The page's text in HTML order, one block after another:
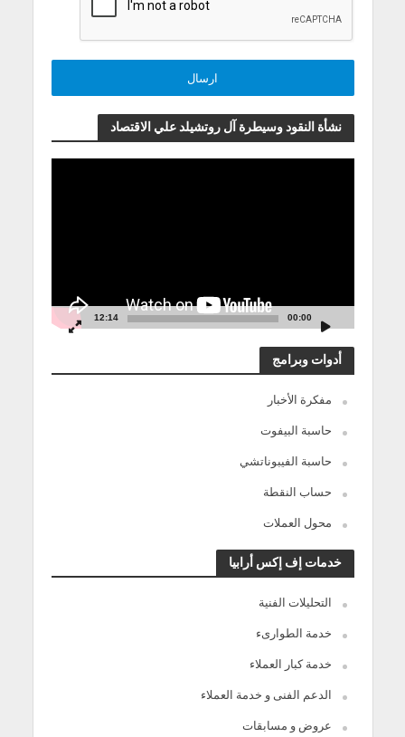
نشأة النقود وسيطرة آل روتشيلد علي الاقتصاد
00:00
12:14
أدوات وبرامج
مفكرة الأخبار
حاسبة البيفوت
حاسبة الفيبوناتشي
حساب النقطة
محول العملات
خدمات إف إكس أرابيا
التحليلات الفنية
خدمة الطوارىء
خدمة كبار العملاء
الدعم الفنى و خدمة العملاء
عروض و مسابقات